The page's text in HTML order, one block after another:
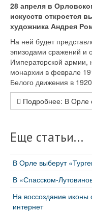
28 апреля в
искусств откроется
художника Андрея
На ней будет
эпизодами сражений и
Императорской армии,
монархии в феврале
Белого движения в
Подробнее: В Орле
Еще статьи...
В Орле выберут
В «Спасском-
На воссоздание иконы
интернет